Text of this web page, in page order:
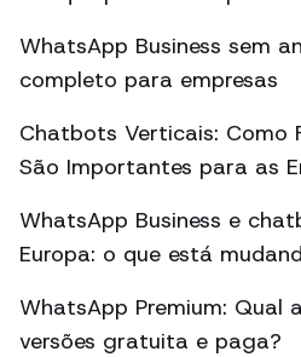
WhatsApp Business sem
completo para empresas
Chatbots Verticais: Como
São Importantes para as
WhatsApp Business e
Europa: o que está
WhatsApp Premium: Qual
versões gratuita e paga?